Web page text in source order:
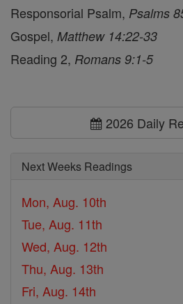
Responsorial Psalm, Psalms
Gospel, Matthew 14:22-33
Reading 2, Romans 9:1-5
2026 Daily
Next Weeks Readings
Mon, Aug. 10th
Tue, Aug. 11th
Wed, Aug. 12th
Thu, Aug. 13th
Fri, Aug. 14th